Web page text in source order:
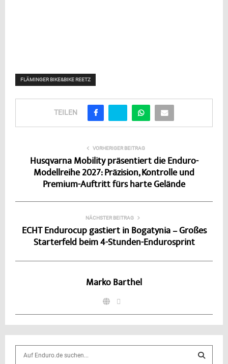
FLÄMINGER BIKE&BIKE REETZ
TEILEN
VORHERIGER BEITRAG
Husqvarna Mobility präsentiert die Enduro-
Modellreihe 2027: Präzision, Kontrolle und
Premium-Auftritt fürs harte Gelände
NÄCHSTER BEITRAG
ECHT Endurocup gastiert in Bogatynia – Großes
Starterfeld beim 4-Stunden-Endurosprint
Marko Barthel